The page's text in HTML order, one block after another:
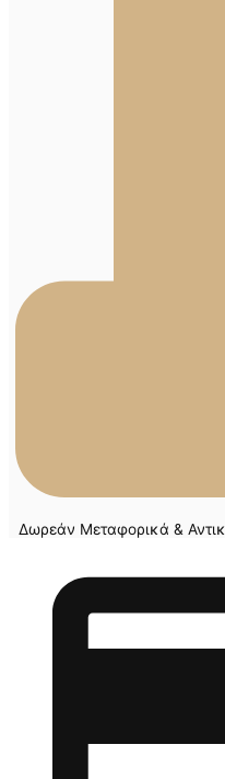
Δωρεάν Μεταφορικά &